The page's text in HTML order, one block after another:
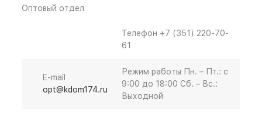
Оптовый отдел
Телефон +7 (351) 220-70-
61
E-mail
opt@kdom174.ru
Режим работы Пн. – Пт.: с
9:00 до 18:00 Cб. – Вс.:
Выходной